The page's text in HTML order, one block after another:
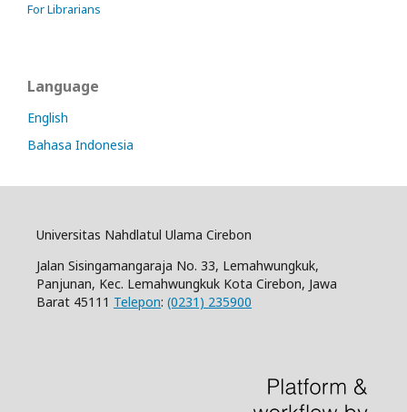
For Librarians
Language
English
Bahasa Indonesia
Universitas Nahdlatul Ulama Cirebon
Jalan Sisingamangaraja No. 33, Lemahwungkuk,
Panjunan, Kec. Lemahwungkuk Kota Cirebon, Jawa
Barat 45111 Telepon: (0231) 235900